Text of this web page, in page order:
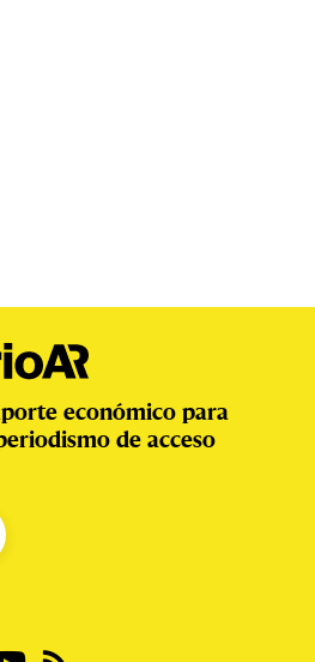
económico para
de acceso